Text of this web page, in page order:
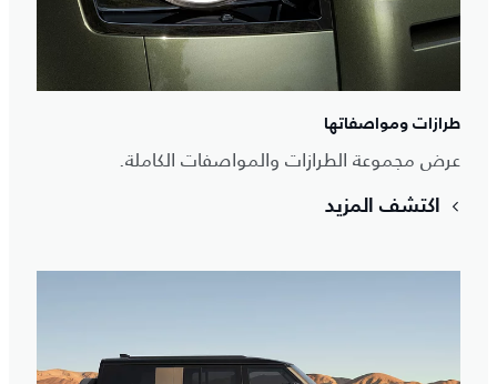
طرازات ومواصفاتها
عرض مجموعة الطرازات والمواصفات الكاملة.
اكتشف المزيد